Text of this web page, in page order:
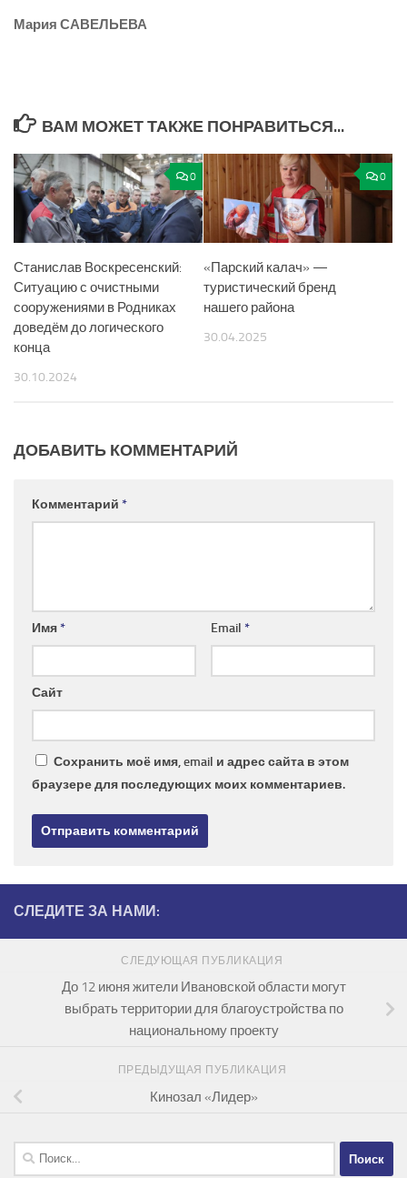
Мария САВЕЛЬЕВА
ВАМ МОЖЕТ ТАКЖЕ ПОНРАВИТЬСЯ...
0
Станислав Воскресенский:
Ситуацию с очистными
сооружениями в Родниках
доведём до логического
конца
30.10.2024
0
«Парский калач» —
туристический бренд
нашего района
30.04.2025
ДОБАВИТЬ КОММЕНТАРИЙ
Комментарий *
Имя* Email *
Сайт
Сохранить моё имя, email и адрес сайта в этом
браузере для последующих моих комментариев.
СЛЕДИТЕ ЗА НАМИ:
СЛЕДУЮЩАЯ ПУБЛИКАЦИЯ
До 12 июня жители Ивановской области могут
выбрать территории для благоустройства по
национальному проекту
ПРЕДЫДУЩАЯ ПУБЛИКАЦИЯ
Кинозал «Лидер»
Найти: